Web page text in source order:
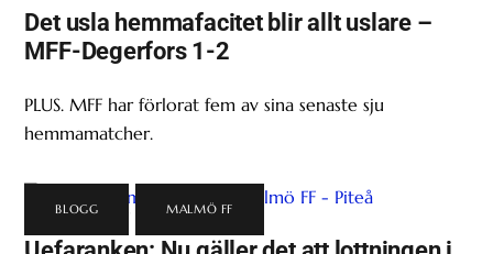
Det usla hemmafacitet blir allt uslare –
MFF-Degerfors 1-2
PLUS. MFF har förlorat fem av sina senaste sju
hemmamatcher.
BLOGG MALMÖ FF